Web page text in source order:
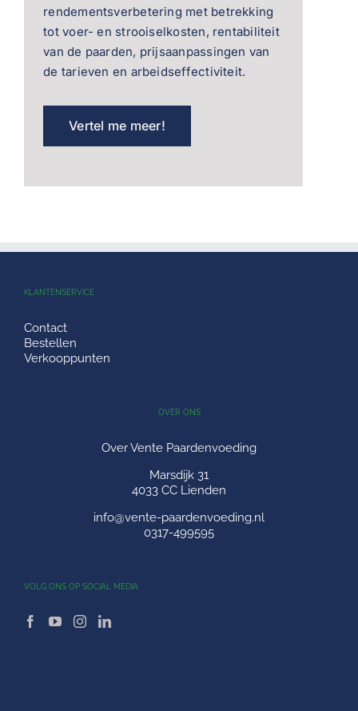
rendementsverbetering met betrekking
tot voer- en strooiselkosten, rentabiliteit
van de paarden, prijsaanpassingen van
de tarieven en arbeidseffectiviteit.
Vertel me meer!
KLANTENSERVICE
Contact
Bestellen
Verkooppunten
OVER ONS
Over Vente Paardenvoeding
Marsdijk 31
4033 CC Lienden
info@vente-paardenvoeding.nl
0317-499595
VOLG ONS OP SOCIAL MEDIA